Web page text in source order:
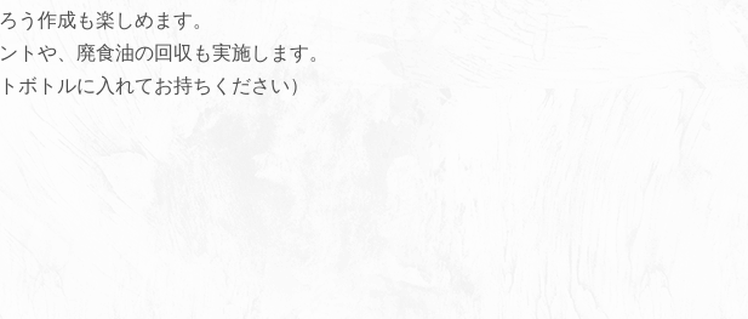
う作成も楽しめます。
トや、廃食油の回収も実施します。
トルに入れてお持ちください）